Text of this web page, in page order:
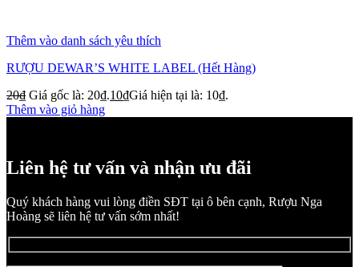
Thêm vào danh sách yêu thích
RƯỢU DEWAR’S WHITE LABEL (Hết Hàng)
20₫ Giá gốc là: 20₫.10₫Giá hiện tại là: 10₫.
Thêm vào giỏ hàng
Liên hệ tư vấn và nhận ưu đãi
Quý khách hàng vui lòng điền SĐT tại ô bên cạnh, Rượu Nga
Hoàng sẽ liên hệ tư vấn sớm nhất!